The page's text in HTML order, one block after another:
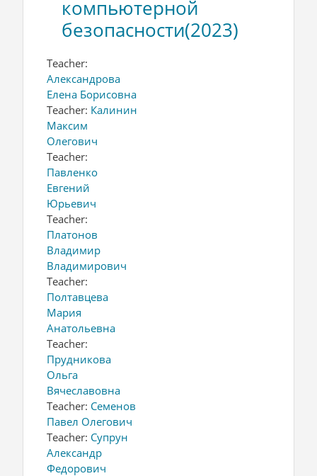
компьютерной
безопасности(2023)
Teacher:
Александрова
Елена Борисовна
Teacher: Калинин
Максим
Олегович
Teacher:
Павленко
Евгений
Юрьевич
Teacher:
Платонов
Владимир
Владимирович
Teacher:
Полтавцева
Мария
Анатольевна
Teacher:
Прудникова
Ольга
Вячеславовна
Teacher: Семенов
Павел Олегович
Teacher: Супрун
Александр
Федорович